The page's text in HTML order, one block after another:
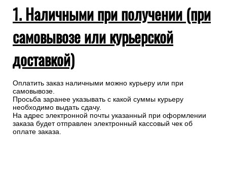
1. Наличными при получении (при
самовывозе или курьерской
доставкой)
Оплатить заказ наличными можно курьеру или при
самовывозе.
Просьба заранее указывать с какой суммы курьеру
необходимо выдать сдачу.
На адрес электронной почты указанный при оформлении
заказа будет отправлен электронный кассовый чек об
оплате заказа.